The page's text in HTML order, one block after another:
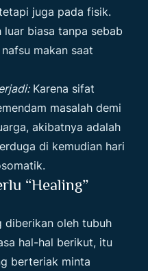
juga pada fisik.
luar biasa tanpa sebab
makan saat
Karena sifat
masalah demi
akibatnya adalah
di kemudian hari
“Healing”
diberikan oleh tubuh
hal-hal berikut, itu
berteriak minta